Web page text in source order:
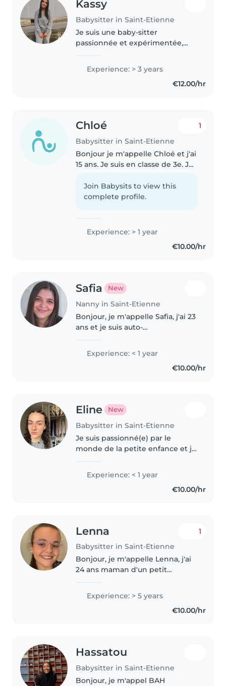
Kassy
Babysitter in Saint-Etienne
Je suis une baby-sitter
passionnée et expérimentée,
enfants avec dévouement et
créativité. Avec des stages
d'expérience auprès des bébés,
Experience: > 3 years
€12.00/hr
Chloé
Babysitter in Saint-Etienne
1
Bonjour je m'appelle Chloé et j'ai
15 ans. Je suis en classe de 3e. Je
afin de subvenir à mes besoins
secondaires. Je suis une jeune
Join Babysits to view this
complete profile.
Experience: > 1 year
€10.00/hr
Safia New
Nanny in Saint-Etienne
Bonjour, je m'appelle Safia, j'ai 23
ans et je suis auto-
des services à la personne. Je
propose des services de garde
d'enfants à domicile, que ce soit..
Experience: < 1 year
€10.00/hr
Eline New
Babysitter in Saint-Etienne
Je suis passionné(e) par le
monde de la petite enfance et je
accompagner vos enfants.
Experience: < 1 year
€10.00/hr
Lenna
Babysitter in Saint-Etienne
1
Bonjour, je m'appelle Lenna, j'ai
24 ans maman d'un petit
en science de l'éducation et d'un
CAP petite enfance, j'ai acquis
une solide expérience auprès..
Experience: > 5 years
€10.00/hr
Hassatou
Babysitter in Saint-Etienne
Bonjour, je m'appel BAH